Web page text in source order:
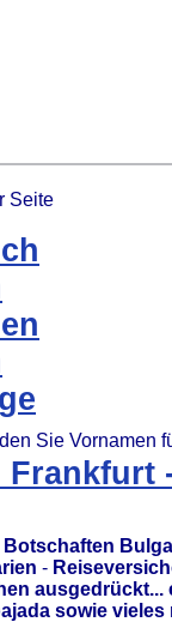
Seite
Sie Vornamen
Botschaften
-
sowie vieles